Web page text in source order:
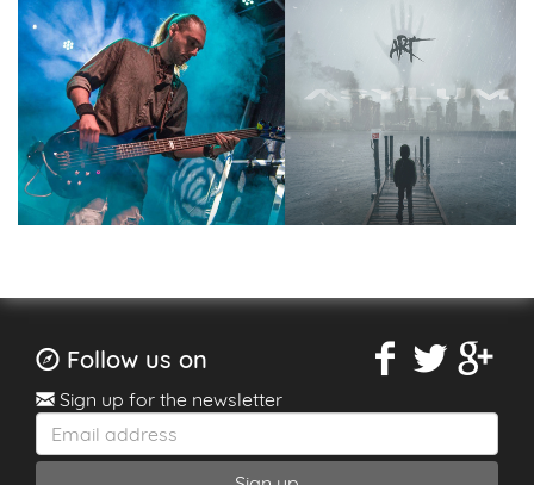
Follow us on
Sign up for the newsletter